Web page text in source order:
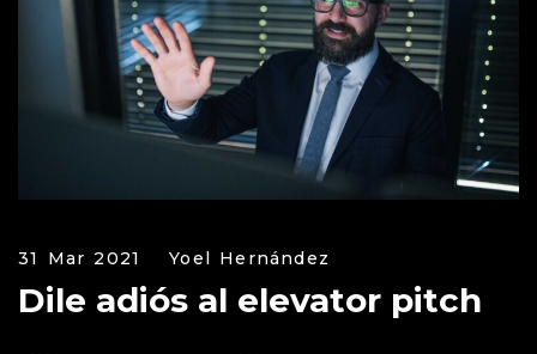
31 Mar 2021 Yoel Hernández
Dile adiós al elevator pitch